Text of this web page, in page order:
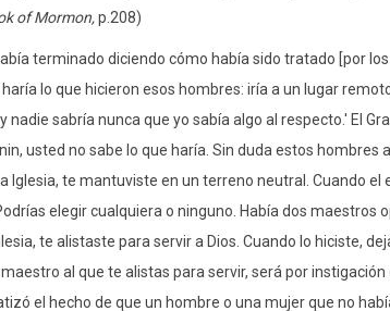
of Mormon,p.208)
terminado diciendo cómo había sido tratado [por
haría lo que hicieron esos hombres: iría a un lugar
sabría nunca que yo sabía algo al respecto.' El
usted no sabe lo que haría. Sin duda estos hombres
Iglesia, te mantuviste en un terreno neutral. Cuando el
elegir cualquiera o ninguno. Había dos maestros
te alistaste para servir a Dios. Cuando lo hiciste,
al que te alistas para servir, será por
el hecho de que un hombre o una mujer que no